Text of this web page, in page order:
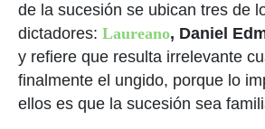
de la sucesión se ubican tres de
dictadores: Laureano, Daniel
y refiere que resulta irrelevante
finalmente el ungido, porque lo
ellos es que la sucesión sea